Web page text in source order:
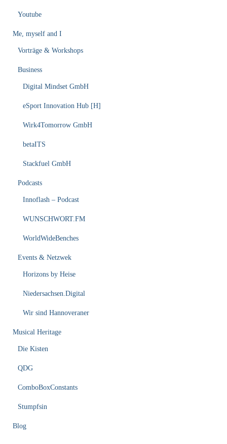
Youtube
Me, myself and I
Vorträge & Workshops
Business
Digital Mindset GmbH
eSport Innovation Hub [H]
Wirk4Tomorrow GmbH
betaITS
Stackfuel GmbH
Podcasts
Innoflash – Podcast
WUNSCHWORT.FM
WorldWideBenches
Events & Netzwek
Horizons by Heise
Niedersachsen.Digital
Wir sind Hannoveraner
Musical Heritage
Die Kisten
QDG
ComboBoxConstants
Stumpfsin
Blog